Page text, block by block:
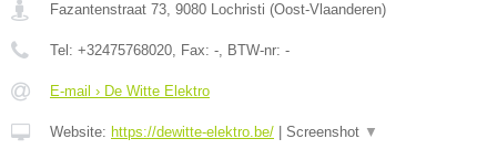
Fazantenstraat 73, 9080 Lochristi (Oost-Vlaanderen)
Tel: +32475768020, Fax: -, BTW-nr: -
E-mail › De Witte Elektro
Website: https://dewitte-elektro.be/ Screenshot ▼